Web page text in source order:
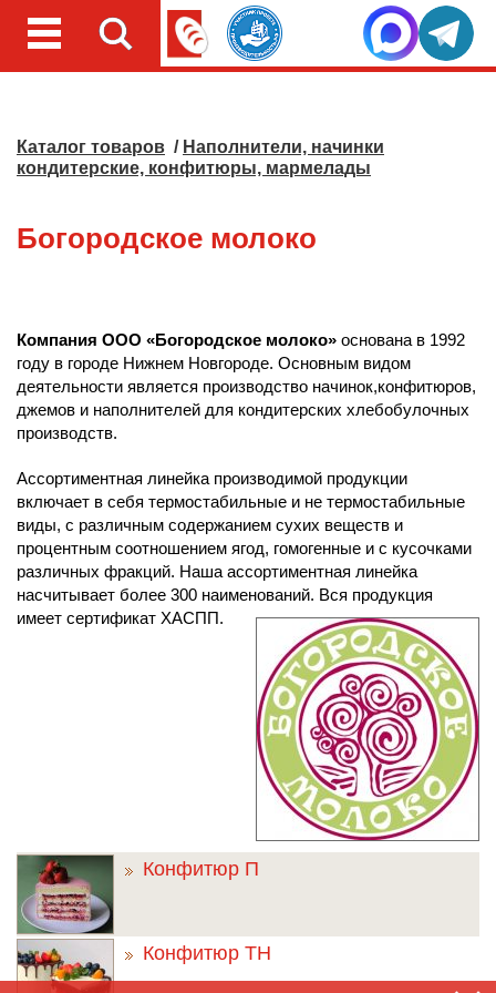
Каталог товаров / Наполнители, начинки
кондитерские, конфитюры, мармелады
Богородское молоко
Компания ООО «Богородское молоко» основана в 1992
году в городе Нижнем Новгороде. Основным видом
деятельности является производство начинок,конфитюров,
джемов и наполнителей для кондитерских хлебобулочных
производств.
Ассортиментная линейка производимой продукции
включает в себя термостабильные и не термостабильные
виды, с различным содержанием сухих веществ и
процентным соотношением ягод, гомогенные и с кусочками
различных фракций. Наша ассортиментная линейка
насчитывает более 300 наименований. Вся продукция
имеет сертификат ХАСПП.
Конфитюр П
Конфитюр ТН